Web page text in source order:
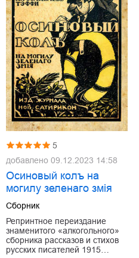
5
добавлено 09.12.2023 14:58
Осиновый колъ на
могилу зеленаго змiя
Сборник
Репринтное переиздание
знаменитого «алкогольного»
сборника рассказов и стихов
русских писателей 1915…